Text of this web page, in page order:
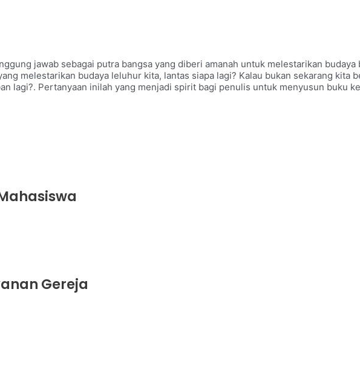
jawab sebagai putra bangsa yang diberi amanah untuk melestarikan budaya
melestarikan budaya leluhur kita, lantas siapa lagi? Kalau bukan sekarang kita
lagi?. Pertanyaan inilah yang menjadi spirit bagi penulis untuk menyusun buku
Gereja